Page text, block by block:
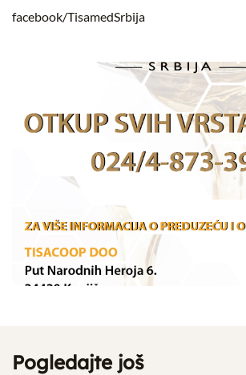
facebook/TisamedSrbija
Pogledajte još